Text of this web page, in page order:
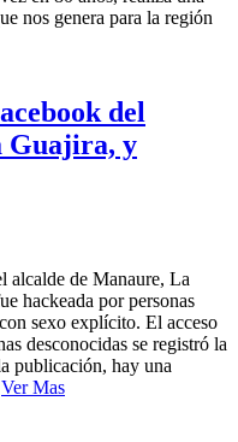
nos genera para la región
del
Guajira, y
alcalde de Manaure, La
hackeada por personas
sexo explícito. El acceso
desconocidas se registró la
publicación, hay una
Ver Mas